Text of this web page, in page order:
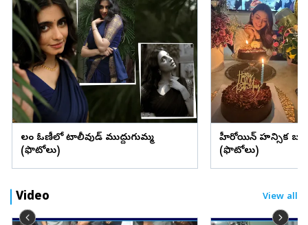
లంగా ఓణీలో టాలీవుడ్ ముద్దుగుమ్మ
(ఫొటోలు)
హీరోయిన్ హన్సిక బర్త్
(ఫొటోలు)
Video View all